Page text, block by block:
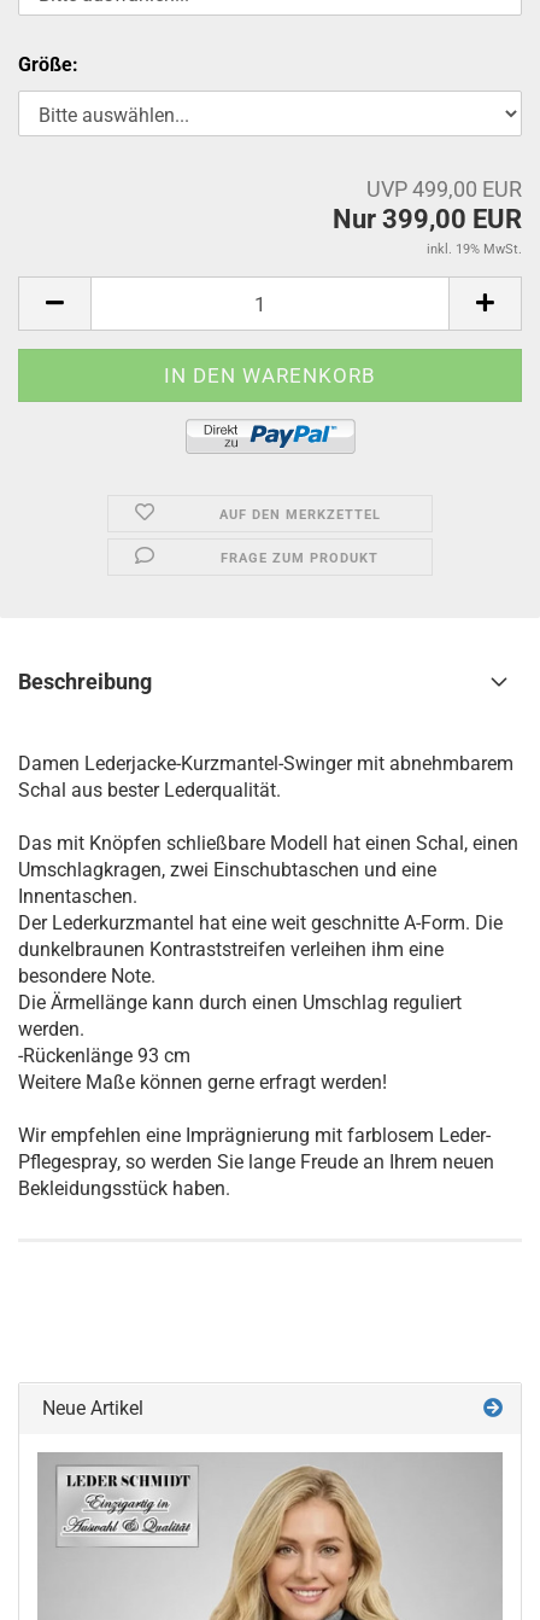
Größe:
UVP 499,00 EUR
Nur 399,00 EUR
inkl. 19% MwSt.
AUF DEN MERKZETTEL
FRAGE ZUM PRODUKT
Beschreibung
Damen Lederjacke-Kurzmantel-Swinger mit abnehmbarem
Schal aus bester Lederqualität.
Das mit Knöpfen schließbare Modell hat einen Schal, einen
Umschlagkragen, zwei Einschubtaschen und eine
Innentaschen.
Der Lederkurzmantel hat eine weit geschnitte A-Form. Die
dunkelbraunen Kontraststreifen verleihen ihm eine
besondere Note.
Die Ärmellänge kann durch einen Umschlag reguliert
werden.
-Rückenlänge 93 cm
Weitere Maße können gerne erfragt werden!
Wir empfehlen eine Imprägnierung mit farblosem Leder-
Pflegespray, so werden Sie lange Freude an Ihrem neuen
Bekleidungsstück haben.
Neue Artikel